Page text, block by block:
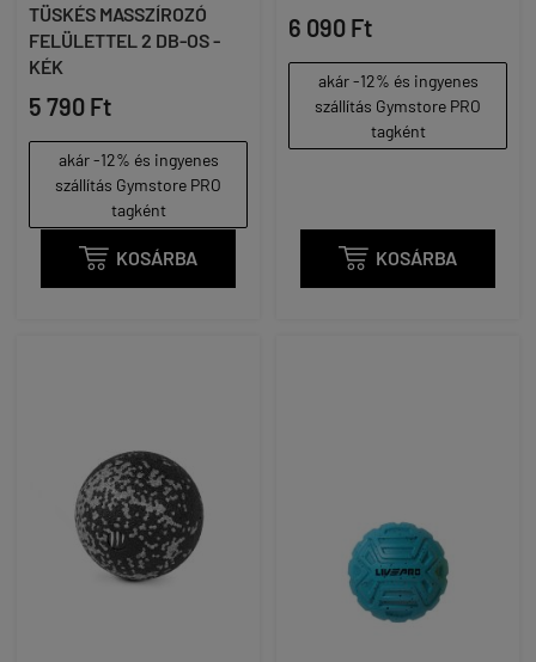
TÜSKÉS MASSZÍROZÓ
FELÜLETTEL 2 DB-OS -
KÉK
5 790 Ft
akár -12% és ingyenes
szállítás Gymstore PRO
tagként
 KOSÁRBA
6 090 Ft
akár -12% és ingyenes
szállítás Gymstore PRO
tagként
 KOSÁRBA